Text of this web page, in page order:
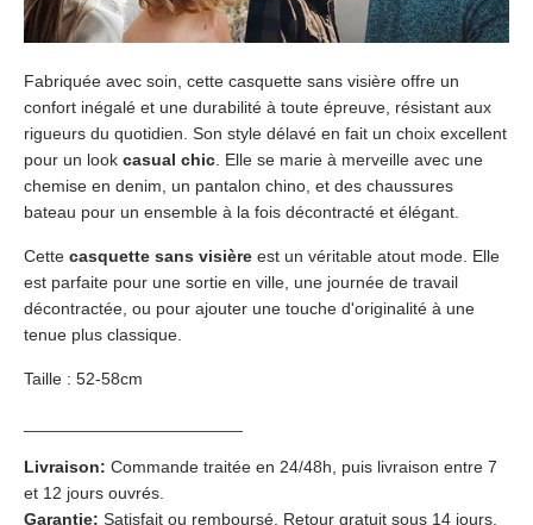
Fabriquée avec soin, cette casquette sans visière offre un
confort inégalé et une durabilité à toute épreuve, résistant aux
rigueurs du quotidien. Son style délavé en fait un choix excellent
pour un look casual chic . Elle se marie à merveille avec une
chemise en denim, un pantalon chino, et des chaussures
bateau pour un ensemble à la fois décontracté et élégant.
Cette casquette sans visière est un véritable atout mode. Elle
est parfaite pour une sortie en ville, une journée de travail
décontractée, ou pour ajouter une touche d'originalité à une
tenue plus classique.
Taille : 52-58cm
Livraison: Commande traitée en 24/48h, puis livraison entre 7
et 12 jours ouvrés.
Garantie: Satisfait ou remboursé. Retour gratuit sous 14 jours.